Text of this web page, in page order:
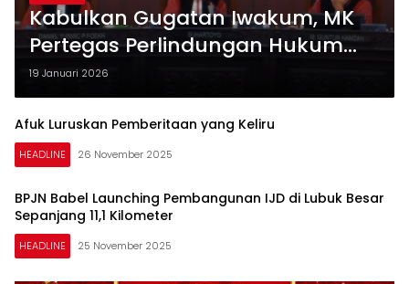
Kabulkan Gugatan Iwakum, MK
Pertegas Perlindungan Hukum
Wartawan di UU Pers
19 Januari 2026
Afuk Luruskan Pemberitaan yang Keliru
HEADLINE 26 November 2025
BPJN Babel Launching Pembangunan IJD di Lubuk Besar
Sepanjang 11,1 Kilometer
HEADLINE 25 November 2025